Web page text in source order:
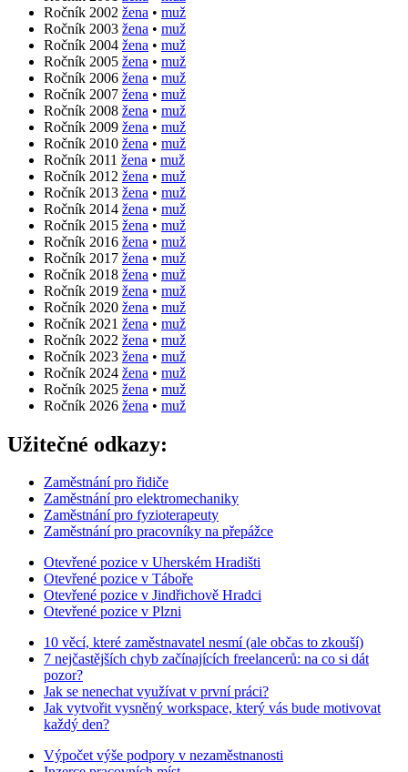
Ročník 2002 žena • muž
Ročník 2003 žena • muž
Ročník 2004 žena • muž
Ročník 2005 žena • muž
Ročník 2006 žena • muž
Ročník 2007 žena • muž
Ročník 2008 žena • muž
Ročník 2009 žena • muž
Ročník 2010 žena • muž
Ročník 2011 žena • muž
Ročník 2012 žena • muž
Ročník 2013 žena • muž
Ročník 2014 žena • muž
Ročník 2015 žena • muž
Ročník 2016 žena • muž
Ročník 2017 žena • muž
Ročník 2018 žena • muž
Ročník 2019 žena • muž
Ročník 2020 žena • muž
Ročník 2021 žena • muž
Ročník 2022 žena • muž
Ročník 2023 žena • muž
Ročník 2024 žena • muž
Ročník 2025 žena • muž
Ročník 2026 žena • muž
Užitečné odkazy:
Zaměstnání pro řidiče
Zaměstnání pro elektromechaniky
Zaměstnání pro fyzioterapeuty
Zaměstnání pro pracovníky na přepážce
Otevřené pozice v Uherském Hradišti
Otevřené pozice v Táboře
Otevřené pozice v Jindřichově Hradci
Otevřené pozice v Plzni
10 věcí, které zaměstnavatel nesmí (ale občas to zkouší)
7 nejčastějších chyb začínajících freelancerů: na co si dát
pozor?
Jak se nenechat využívat v první práci?
Jak vytvořit vysněný workspace, který vás bude motivovat
každý den?
Výpočet výše podpory v nezaměstnanosti